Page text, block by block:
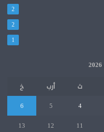
2
2
1
ث أرب
خ
4
5
6
11
12
13